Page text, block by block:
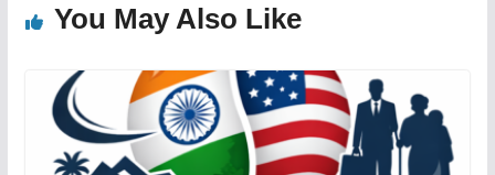
You May Also Like